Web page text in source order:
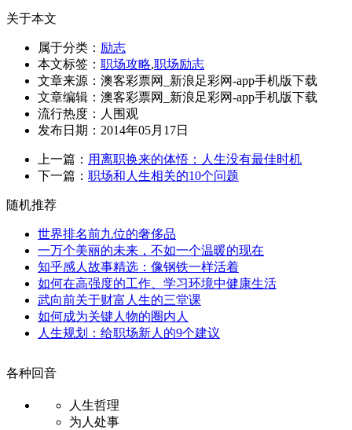
关于本文
属于分类： 励志
本文标签： 职场攻略,职场励志
文章来源：澳客彩票网_新浪足彩网-app手机版下载
文章编辑：澳客彩票网_新浪足彩网-app手机版下载
流行热度： 人围观
发布日期：2014年05月17日
上一篇： 用离职换来的体悟：人生没有最佳时机
下一篇： 职场和人生相关的10个问题
随机推荐
世界排名前九位的奢侈品
一万个美丽的未来，不如一个温暖的现在
知乎感人故事精选：像钢铁一样活着
如何在高强度的工作、学习环境中健康生活
武向前关于财富人生的三堂课
如何成为关键人物的圈内人
人生规划：给职场新人的9个建议
各种回音
人生哲理
为人处事